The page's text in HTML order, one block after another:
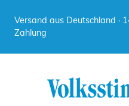
Versand aus Deutschland ·
Zahlung